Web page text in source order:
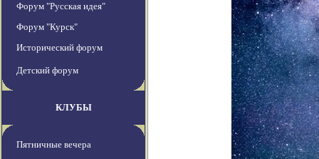
Форум "Русская идея"
Форум "Курск"
Исторический форум
Детский форум
КЛУБЫ
Пятничные вечера